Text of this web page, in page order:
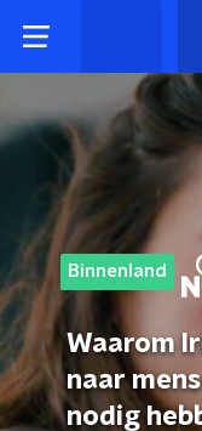
Binnenland
Waarom
naar
nodig